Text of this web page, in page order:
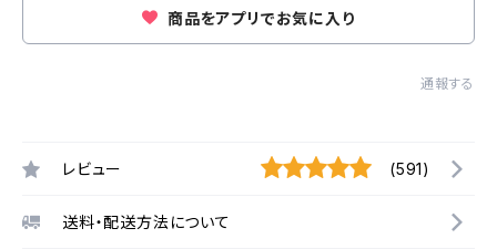
商品をアプリでお気に入り
通報する
レビュー (591)
送料・配送方法について